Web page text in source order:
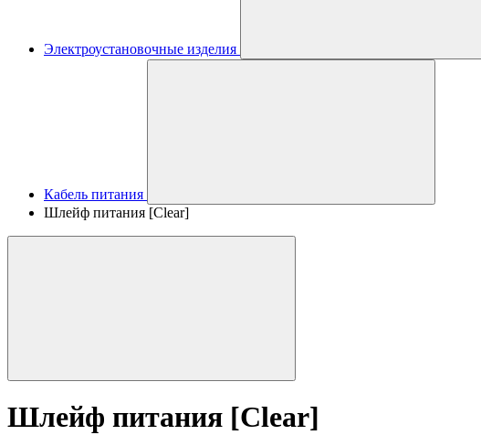
Электроустановочные изделия
Кабель питания
Шлейф питания [Clear]
Шлейф питания [Clear]